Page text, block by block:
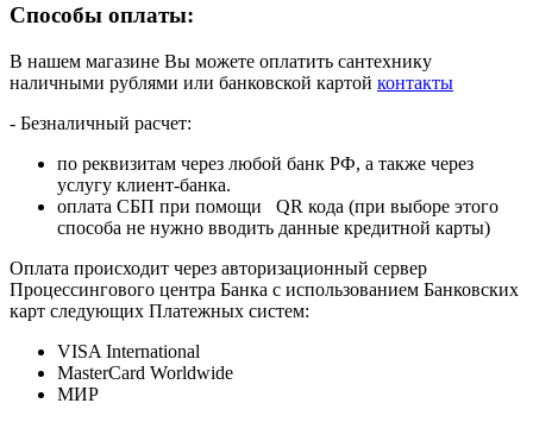
Способы оплаты:
В нашем магазине Вы можете оплатить сантехнику
наличными рублями или банковской картой контакты
- Безналичный расчет:
по реквизитам через любой банк РФ, а также через
услугу клиент-банка.
оплата СБП при помощи QR кода (при выборе этого
способа не нужно вводить данные кредитной карты)
Оплата происходит через авторизационный сервер
Процессингового центра Банка с использованием Банковских
карт следующих Платежных систем:
VISA International
MasterCard Worldwide
МИР